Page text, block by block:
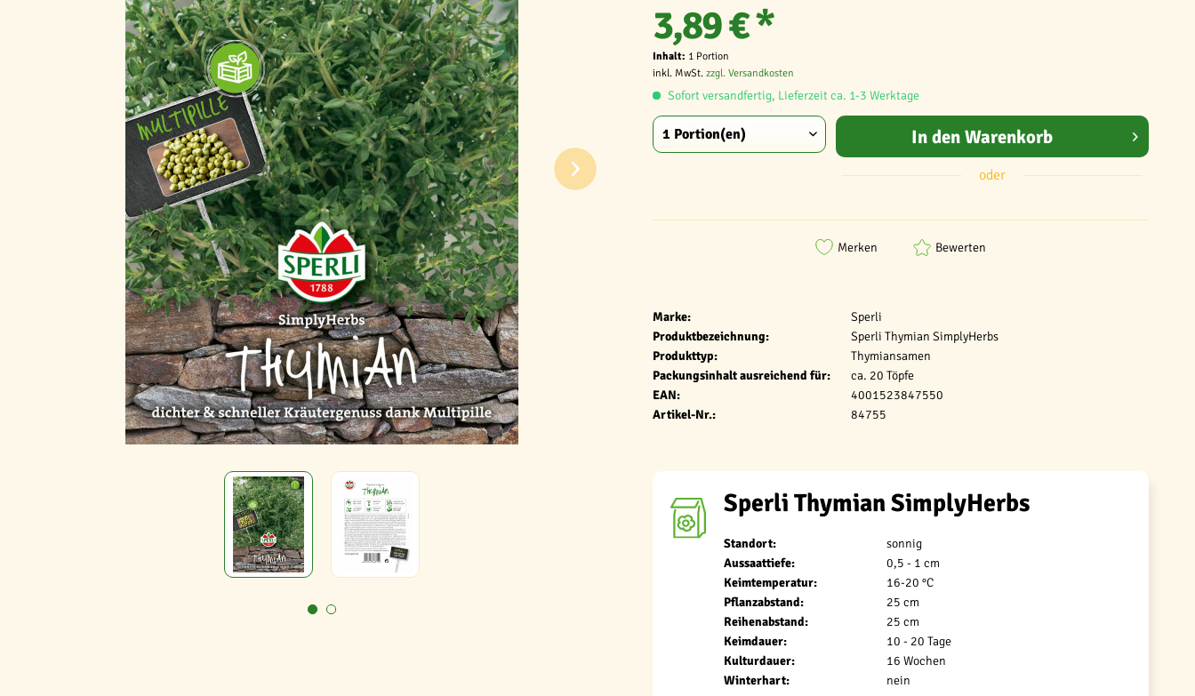
Marke:
Sperli
Produktbezeichnung:
Sperli Thymian SimplyHerbs
Produkttyp:
Thymiansamen
Packungsinhalt ausreichend für:
ca. 20 Töpfe
EAN:
4001523847550
Artikel-Nr.:
84755
3,89 € *
Inhalt: 1 Portion
inkl. MwSt. zzgl. Versandkosten
Sofort versandfertig, Lieferzeit ca. 1-3 Werktage
In den Warenkorb
oder
Merken Bewerten
Sperli Thymian SimplyHerbs
Standort:
sonnig
Aussaattiefe:
0,5 - 1 cm
Keimtemperatur:
16-20 °C
Pflanzabstand:
25 cm
Reihenabstand:
25 cm
Keimdauer:
10 - 20 Tage
Kulturdauer:
16 Wochen
Winterhart:
nein